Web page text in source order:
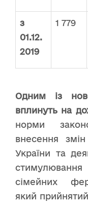
з
01.12.
2019
1 779
Одним із
вплинуть на
норми
внесення
України та
стимулювання
сімейних
який